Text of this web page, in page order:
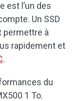
est l’un des
Un SSD
permettre à
rapidement et
.
du
1 To.